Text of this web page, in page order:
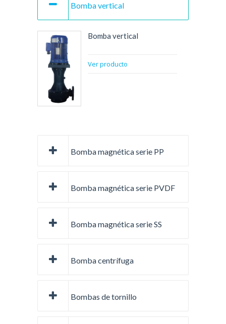
Bomba vertical
Bomba vertical
Ver producto
Bomba magnética serie PP
Bomba magnética serie PVDF
Bomba magnética serie SS
Bomba centrífuga
Bombas de tornillo